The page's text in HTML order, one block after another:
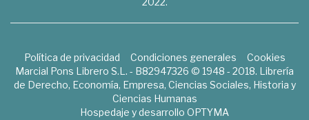
Política de privacidad Condiciones generales
Cookies
Marcial Pons Librero S.L. - B82947326 © 1948 - 2018. Librería
de Derecho, Economía, Empresa, Ciencias Sociales, Historia y
Ciencias Humanas
Hospedaje y desarrollo OPTYMA